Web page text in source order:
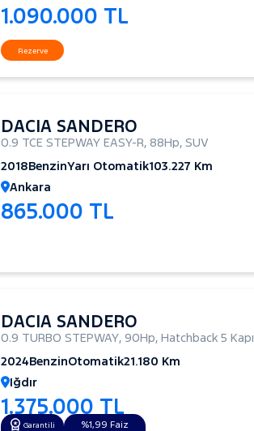
1.090.000 TL
Rezerve
DACIA SANDERO
0.9 TCE STEPWAY EASY-R, 88Hp, SUV
2018BenzinYarı Otomatik103.227 Km
Ankara
865.000 TL
DACIA SANDERO
0.9 TURBO STEPWAY, 90Hp, Hatchback 5 Kapı
2024BenzinOtomatik21.180 Km
Iğdır
1.375.000 TL
Garantili
%1,99 Faiz